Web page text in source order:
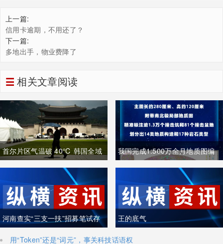
上一篇:
信用卡逾期，不用还了？
下一篇:
多地出手，物业费降了
相关文章阅读
首尔片区气温破 40℃ 韩国全域
重度高温致多人中暑遇难
我国完成1:500万全月地质图编
制 三大创新重塑月球地质认知体
系
河南查实“三支一扶”招募笔试存
在组织作弊犯罪行为
王的底气
用“Token”还是“词元”，事关科技话语权